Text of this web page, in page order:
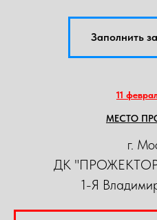
Заполнить
11
МЕСТО
г.
ДК "ПРОЖЕКТОР
1-Я